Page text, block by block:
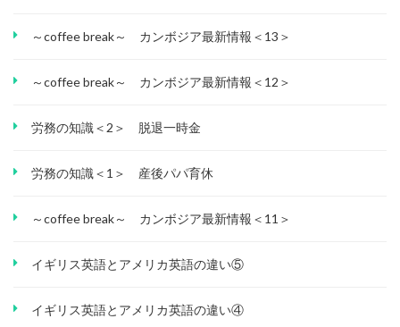
～coffee break～ カンボジア最新情報＜13＞
～coffee break～ カンボジア最新情報＜12＞
労務の知識＜2＞ 脱退一時金
労務の知識＜1＞ 産後パパ育休
～coffee break～ カンボジア最新情報＜11＞
イギリス英語とアメリカ英語の違い⑤
イギリス英語とアメリカ英語の違い④